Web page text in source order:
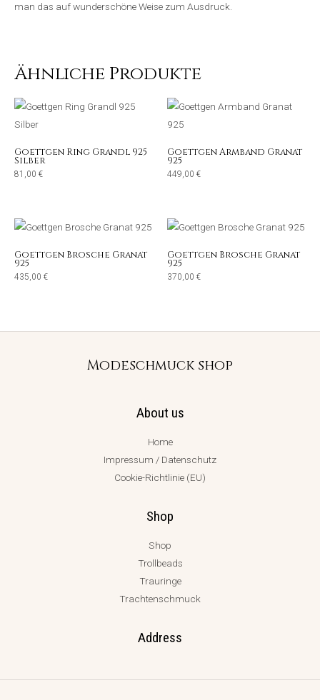
man das auf wunderschöne Weise zum Ausdruck.
Ähnliche Produkte
Goettgen Ring Grandl 925
Silber
81,00 €
Goettgen Armband Granat
925
449,00 €
Goettgen Brosche Granat
925
435,00 €
Goettgen Brosche Granat
925
370,00 €
Modeschmuck shop
About us
Home
Impressum / Datenschutz
Cookie-Richtlinie (EU)
Shop
Shop
Trollbeads
Trauringe
Trachtenschmuck
Address